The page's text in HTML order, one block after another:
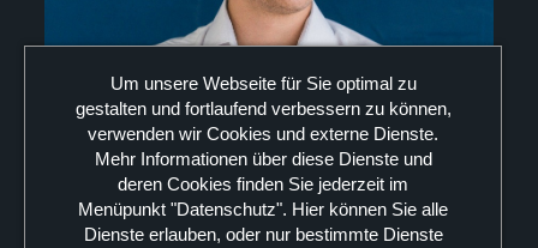
Um unsere Webseite für Sie optimal zu
gestalten und fortlaufend verbessern zu können,
verwenden wir Cookies und externe Dienste.
Mehr Informationen über diese Dienste und
deren Cookies finden Sie jederzeit im
Menüpunkt "Datenschutz". Hier können Sie alle
Dienste erlauben, oder nur bestimmte Dienste